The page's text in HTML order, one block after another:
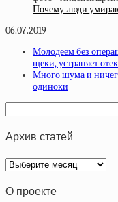
Почему люди
06.07.2019
Молодеем без
щеки, устраняет
Много шума и
одиноки
Архив статей
Архив
статей
О проекте